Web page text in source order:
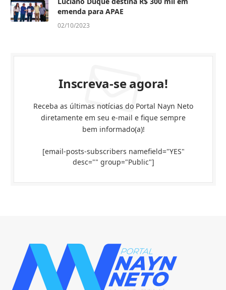
emenda para APAE
02/10/2023
Inscreva-se agora!
Receba as últimas notícias do Portal Nayn Neto
diretamente em seu e-mail e fique sempre
bem informado(a)!
[email-posts-subscribers namefield="YES"
desc="" group="Public"]